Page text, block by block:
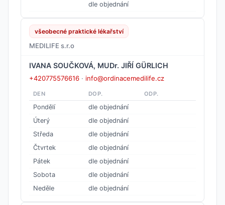
dle objednání
všeobecné praktické lékařství
MEDILIFE s.r.o
IVANA SOUČKOVÁ, MUDr. JIŘÍ GÜRLICH
+420775576616 · info@ordinacemedilife.cz
DEN DOP. ODP.
Pondělí
dle objednání
Úterý
dle objednání
Středa
dle objednání
Čtvrtek
dle objednání
Pátek
dle objednání
Sobota
dle objednání
Neděle
dle objednání